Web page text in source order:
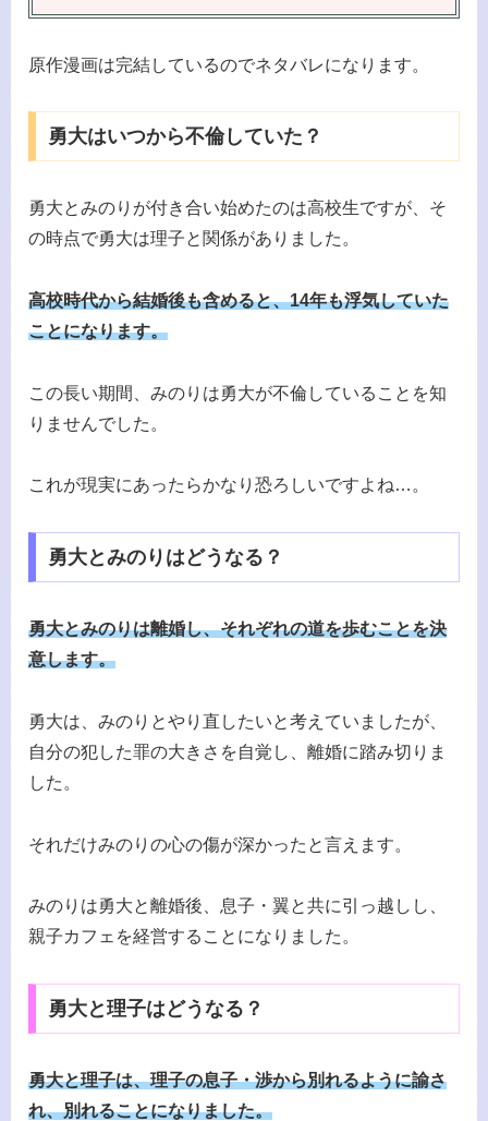
原作漫画は完結しているのでネタバレになります。
勇大はいつから不倫していた？
勇大とみのりが付き合い始めたのは高校生ですが、そ
の時点で勇大は理子と関係がありました。
高校時代から結婚後も含めると、14年も浮気していた
ことになります。
この長い期間、みのりは勇大が不倫していることを知
りませんでした。
これが現実にあったらかなり恐ろしいですよね…。
勇大とみのりはどうなる？
勇大とみのりは離婚し、それぞれの道を歩むことを決
意します。
勇大は、みのりとやり直したいと考えていましたが、
自分の犯した罪の大きさを自覚し、離婚に踏み切りま
した。
それだけみのりの心の傷が深かったと言えます。
みのりは勇大と離婚後、息子・翼と共に引っ越しし、
親子カフェを経営することになりました。
勇大と理子はどうなる？
勇大と理子は、理子の息子・渉から別れるように諭さ
れ、別れることになりました。